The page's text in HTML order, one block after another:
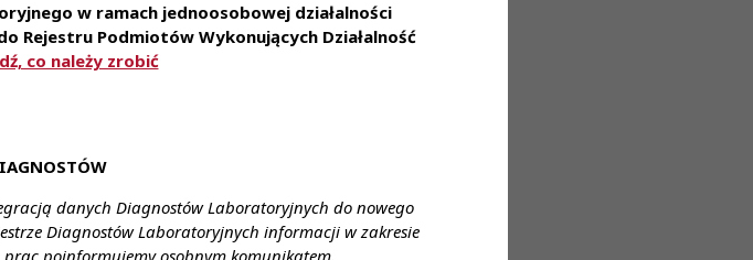
w ramach jednoosobowej działalności
Rejestru Podmiotów Wykonujących Działalność
co należy zrobić
danych Diagnostów Laboratoryjnych do nowego
Diagnostów Laboratoryjnych informacji w zakresie
na zapoznanie się i stosowanie najnowszej technologii z